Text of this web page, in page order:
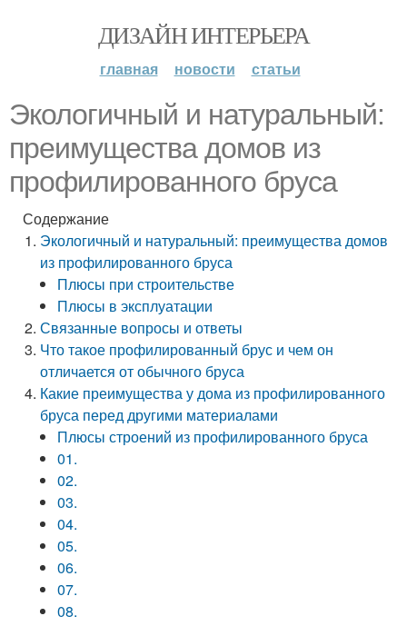
ДИЗАЙН ИНТЕРЬЕРА
главная новости статьи
Экологичный и натуральный:
преимущества домов из
профилированного бруса
Содержание
Экологичный и натуральный: преимущества домов
из профилированного бруса
Плюсы при строительстве
Плюсы в эксплуатации
Связанные вопросы и ответы
Что такое профилированный брус и чем он
отличается от обычного бруса
Какие преимущества у дома из профилированного
бруса перед другими материалами
Плюсы строений из профилированного бруса
01.
02.
03.
04.
05.
06.
07.
08.